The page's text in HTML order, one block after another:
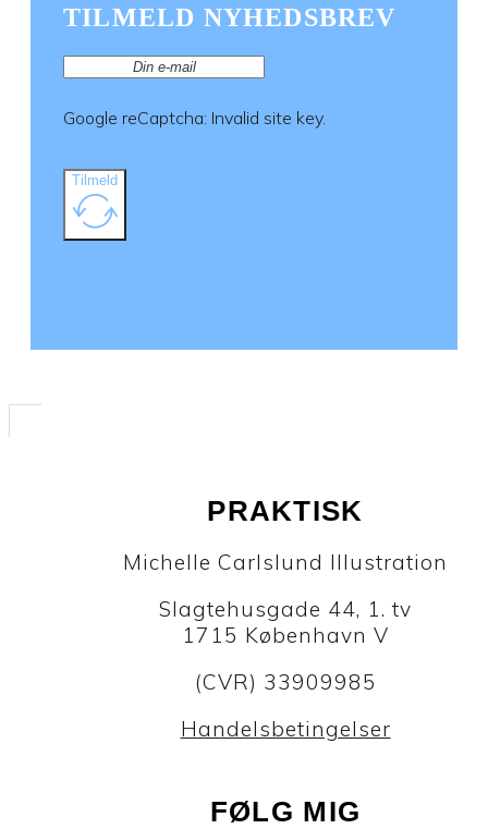
TILMELD NYHEDSBREV
Google reCaptcha: Invalid site key.
Tilmeld
PRAKTISK
Michelle Carlslund Illustration
Slagtehusgade 44, 1. tv
1715 København V
(CVR) 33909985
Handelsbetingelser
FØLG MIG